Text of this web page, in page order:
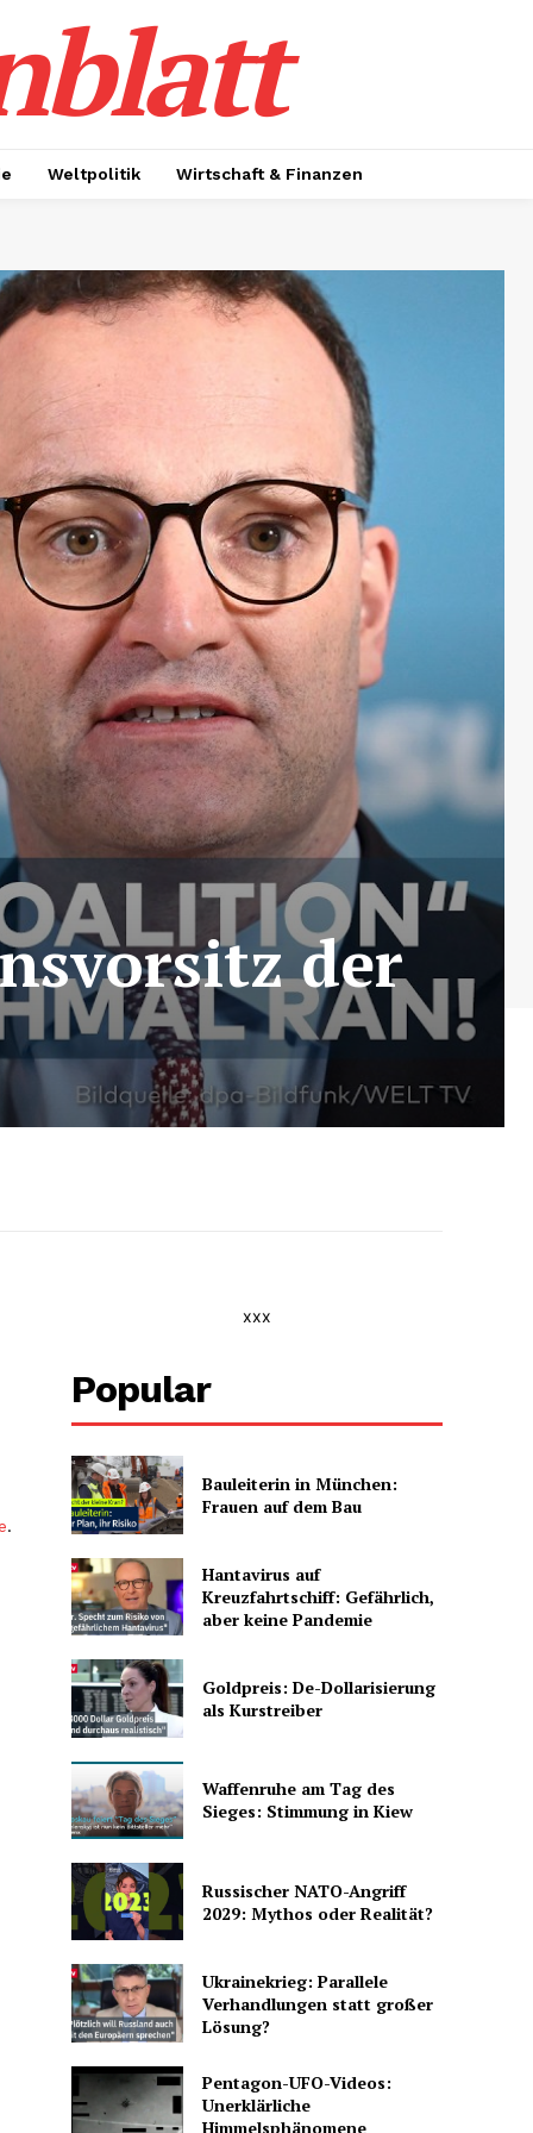
Weltpolitik Wirtschaft & Finanzen
der
.
xxx
Popular
Bauleiterin in München:
Frauen auf dem Bau
Hantavirus auf
Kreuzfahrtschiff: Gefährlich,
aber keine Pandemie
Goldpreis: De-Dollarisierung
als Kurstreiber
Waffenruhe am Tag des
Sieges: Stimmung in Kiew
Russischer NATO-Angriff
2029: Mythos oder Realität?
Ukrainekrieg: Parallele
Verhandlungen statt großer
Lösung?
Pentagon-UFO-Videos:
Unerklärliche
Himmelsphänomene